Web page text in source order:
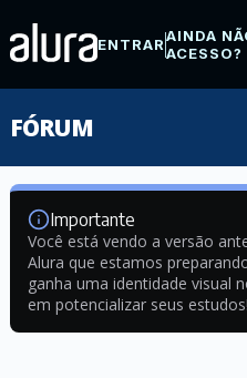
ENTRARAINDA
ACESSO?
FÓRUM
Importante
Você está vendo a versão
Alura que estamos
ganha uma identidade visual
em potencializar seus estudos!